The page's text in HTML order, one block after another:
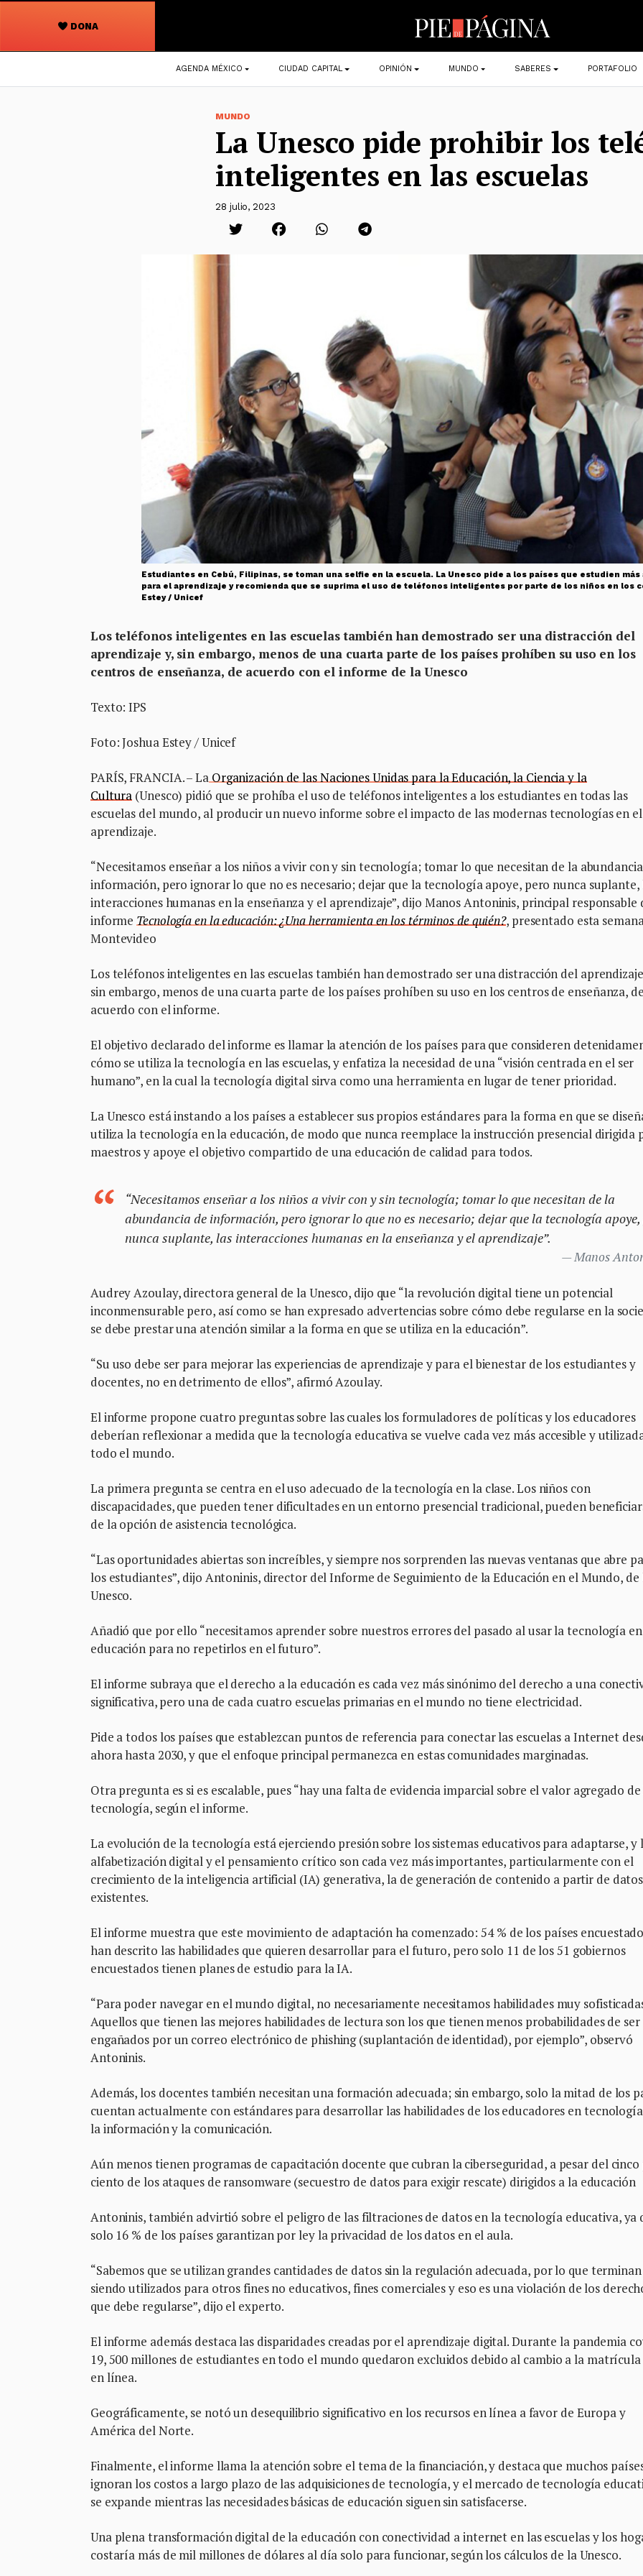
DONA
Navegación
principal
AGENDA MÉXICO CIUDAD CAPITAL OPINIÓN MUNDO SABERES PORTAFOLIO
MUNDO
La Unesco pide prohibir los
inteligentes en las escuelas
28 julio, 2023
Estudiantes en Cebú, Filipinas, se toman una selfie en la escuela. La Unesco pide a los países que estudien
para el aprendizaje y recomienda que se suprima el uso de teléfonos inteligentes por parte de los niños en los
Estey / Unicef
Los teléfonos inteligentes en las escuelas también han demostrado ser una distracción del
aprendizaje y, sin embargo, menos de una cuarta parte de los países prohíben su uso en los
centros de enseñanza, de acuerdo con el informe de la Unesco
Texto: IPS
Foto: Joshua Estey / Unicef
PARÍS, FRANCIA. – LaOrganización de las Naciones Unidas para la Educación, la Ciencia y la
Cultura (Unesco) pidió que se prohíba el uso de teléfonos inteligentes a los estudiantes en todas las
escuelas del mundo, al producir un nuevo informe sobre el impacto de las modernas tecnologías en el
aprendizaje.
“Necesitamos enseñar a los niños a vivir con y sin tecnología; tomar lo que necesitan de la
información, pero ignorar lo que no es necesario; dejar que la tecnología apoye, pero nunca suplante,
interacciones humanas en la enseñanza y el aprendizaje”, dijo Manos Antoninis, principal responsable
informeTecnología en la educación: ¿Una herramienta en los términos de quién?, presentado esta
Montevideo
Los teléfonos inteligentes en las escuelas también han demostrado ser una distracción del
sin embargo, menos de una cuarta parte de los países prohíben su uso en los centros de enseñanza, de
acuerdo con el informe.
El objetivo declarado del informe es llamar la atención de los países para que consideren
cómo se utiliza la tecnología en las escuelas, y enfatiza la necesidad de una “visión centrada en el ser
humano”, en la cual la tecnología digital sirva como una herramienta en lugar de tener prioridad.
La Unesco está instando a los países a establecer sus propios estándares para la forma en que se
utiliza la tecnología en la educación, de modo que nunca reemplace la instrucción presencial dirigida
maestros y apoye el objetivo compartido de una educación de calidad para todos.
“Necesitamos enseñar a los niños a vivir con y sin tecnología; tomar lo que necesitan de la
abundancia de información, pero ignorar lo que no es necesario; dejar que la tecnología
nunca suplante, las interacciones humanas en la enseñanza y el aprendizaje”.
Manos
Audrey Azoulay, directora general de la Unesco, dijo que “la revolución digital tiene un potencial
inconmensurable pero, así como se han expresado advertencias sobre cómo debe regularse en la
se debe prestar una atención similar a la forma en que se utiliza en la educación”.
“Su uso debe ser para mejorar las experiencias de aprendizaje y para el bienestar de los estudiantes y
docentes, no en detrimento de ellos”, afirmó Azoulay.
El informe propone cuatro preguntas sobre las cuales los formuladores de políticas y los educadores
deberían reflexionar a medida que la tecnología educativa se vuelve cada vez más accesible y
todo el mundo.
La primera pregunta se centra en el uso adecuado de la tecnología en la clase. Los niños con
discapacidades, que pueden tener dificultades en un entorno presencial tradicional, pueden
de la opción de asistencia tecnológica.
“Las oportunidades abiertas son increíbles, y siempre nos sorprenden las nuevas ventanas que abre
los estudiantes”, dijo Antoninis, director del Informe de Seguimiento de la Educación en el Mundo, de
Unesco.
Añadió que por ello “necesitamos aprender sobre nuestros errores del pasado al usar la tecnología
educación para no repetirlos en el futuro”.
El informe subraya que el derecho a la educación es cada vez más sinónimo del derecho a una
significativa, pero una de cada cuatro escuelas primarias en el mundo no tiene electricidad.
Pide a todos los países que establezcan puntos de referencia para conectar las escuelas a Internet
ahora hasta 2030, y que el enfoque principal permanezca en estas comunidades marginadas.
Otra pregunta es si es escalable, pues “hay una falta de evidencia imparcial sobre el valor agregado
tecnología, según el informe.
La evolución de la tecnología está ejerciendo presión sobre los sistemas educativos para adaptarse, y
alfabetización digital y el pensamiento crítico son cada vez más importantes, particularmente con el
crecimiento de la inteligencia artificial (IA) generativa, la de generación de contenido a partir de datos
existentes.
El informe muestra que este movimiento de adaptación ha comenzado: 54 % de los países
han descrito las habilidades que quieren desarrollar para el futuro, pero solo 11 de los 51 gobiernos
encuestados tienen planes de estudio para la IA.
“Para poder navegar en el mundo digital, no necesariamente necesitamos habilidades muy
Aquellos que tienen las mejores habilidades de lectura son los que tienen menos probabilidades de ser
engañados por un correo electrónico de phishing (suplantación de identidad), por ejemplo”, observó
Antoninis.
Además, los docentes también necesitan una formación adecuada; sin embargo, solo la mitad de los
cuentan actualmente con estándares para desarrollar las habilidades de los educadores en
la información y la comunicación.
Aún menos tienen programas de capacitación docente que cubran la ciberseguridad, a pesar del
ciento de los ataques de ransomware (secuestro de datos para exigir rescate) dirigidos a la educación
Antoninis, también advirtió sobre el peligro de las filtraciones de datos en la tecnología educativa, ya
solo 16 % de los países garantizan por ley la privacidad de los datos en el aula.
“Sabemos que se utilizan grandes cantidades de datos sin la regulación adecuada, por lo que terminan
siendo utilizados para otros fines no educativos, fines comerciales y eso es una violación de los
que debe regularse”, dijo el experto.
El informe además destaca las disparidades creadas por el aprendizaje digital. Durante la pandemia
19, 500 millones de estudiantes en todo el mundo quedaron excluidos debido al cambio a la matrícula
en línea.
Geográficamente, se notó un desequilibrio significativo en los recursos en línea a favor de Europa y
América del Norte.
Finalmente, el informe llama la atención sobre el tema de la financiación, y destaca que muchos
ignoran los costos a largo plazo de las adquisiciones de tecnología, y el mercado de tecnología
se expande mientras las necesidades básicas de educación siguen sin satisfacerse.
Una plena transformación digital de la educación con conectividad a internet en las escuelas y los
costaría más de mil millones de dólares al día solo para funcionar, según los cálculos de la Unesco.